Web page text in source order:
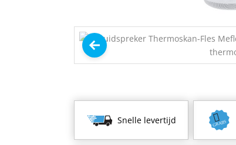
Snelle levertijd